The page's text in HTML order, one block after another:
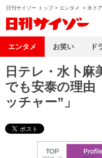
日刊サイゾー トップ> エンタメ > 水卜
日テレ・水卜麻
でも安泰の理由
ッチャー”」
エンタメ お笑い ド